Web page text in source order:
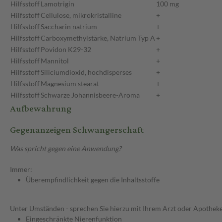
HilfsstoffLamotrigin
100 mg
HilfsstoffCellulose, mikrokristalline
+
HilfsstoffSaccharin natrium
+
HilfsstoffCarboxymethylstärke, Natrium Typ A +
HilfsstoffPovidon K29-32
+
HilfsstoffMannitol
+
HilfsstoffSiliciumdioxid, hochdisperses
+
HilfsstoffMagnesium stearat
+
HilfsstoffSchwarze Johannisbeere-Aroma +
Aufbewahrung
Gegenanzeigen Schwangerschaft
Was spricht gegen eine Anwendung?
Immer:
Überempfindlichkeit gegen die Inhaltsstoffe
Unter Umständen - sprechen Sie hierzu mit Ihrem Arzt oder
Eingeschränkte Nierenfunktion